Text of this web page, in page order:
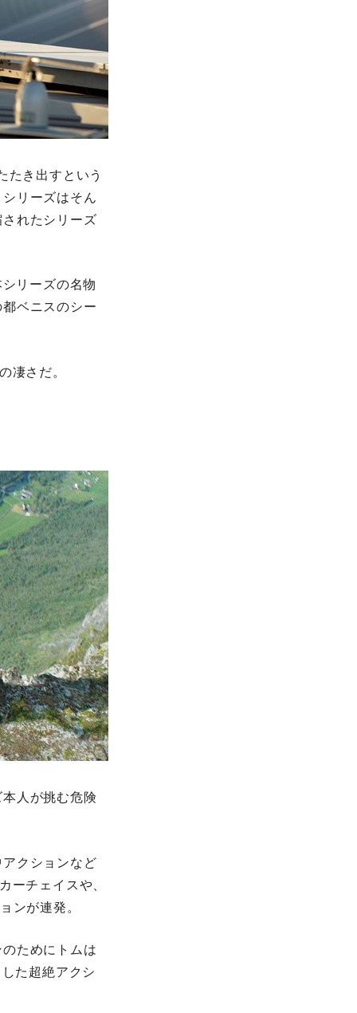
たき出すという
リーズはそん
れたシリーズ
リーズの名物
ベニスのシー
凄さだ。
人が挑む危険
クションなど
ーチェイスや、
ンが連発。
ためにトムは
た超絶アクシ